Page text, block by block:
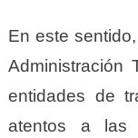
En este
Administración
entidades de
atentos a las